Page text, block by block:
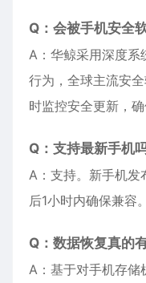
Q：会被手机安全
A：华鲸采用深度系
行为，全球主流安
时监控安全更新，确
Q：支持最新手机
A：支持。新手机发
后1小时内确保兼容。
Q：数据恢复真的
A：基于对手机存储